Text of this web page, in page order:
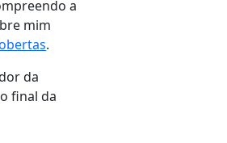
a
mim
.
da
final da